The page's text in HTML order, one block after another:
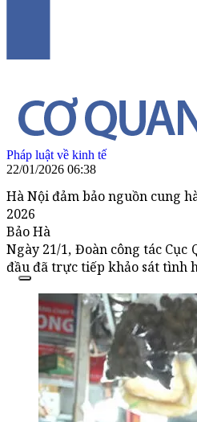
Pháp luật về kinh tế
22/01/2026 06:38
Hà Nội đảm bảo nguồn cung
2026
Bảo Hà
Ngày 21/1, Đoàn công tác
đầu đã trực tiếp khảo sát tình